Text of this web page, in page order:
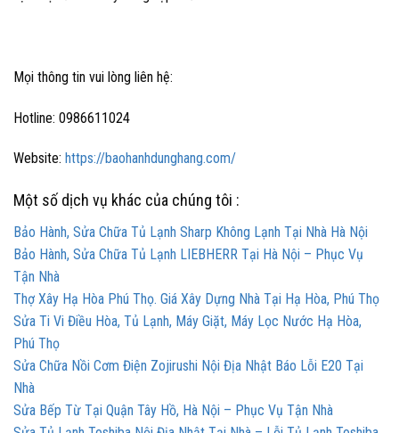
Mọi thông tin vui lòng liên hệ:
Hotline: 0986611024
Website: https://baohanhdunghang.com/
Một số dịch vụ khác của chúng tôi :
Bảo Hành, Sửa Chữa Tủ Lạnh Sharp Không Lạnh Tại Nhà Hà Nội
Bảo Hành, Sửa Chữa Tủ Lạnh LIEBHERR Tại Hà Nội – Phục Vụ
Tận Nhà
Thợ Xây Hạ Hòa Phú Thọ. Giá Xây Dựng Nhà Tại Hạ Hòa, Phú Thọ
Sửa Ti Vi Điều Hòa, Tủ Lạnh, Máy Giặt, Máy Lọc Nước Hạ Hòa,
Phú Thọ
Sửa Chữa Nồi Cơm Điện Zojirushi Nội Địa Nhật Báo Lỗi E20 Tại
Nhà
Sửa Bếp Từ Tại Quận Tây Hồ, Hà Nội – Phục Vụ Tận Nhà